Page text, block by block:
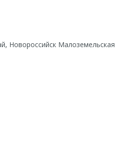
Новороссийск Малоземельская